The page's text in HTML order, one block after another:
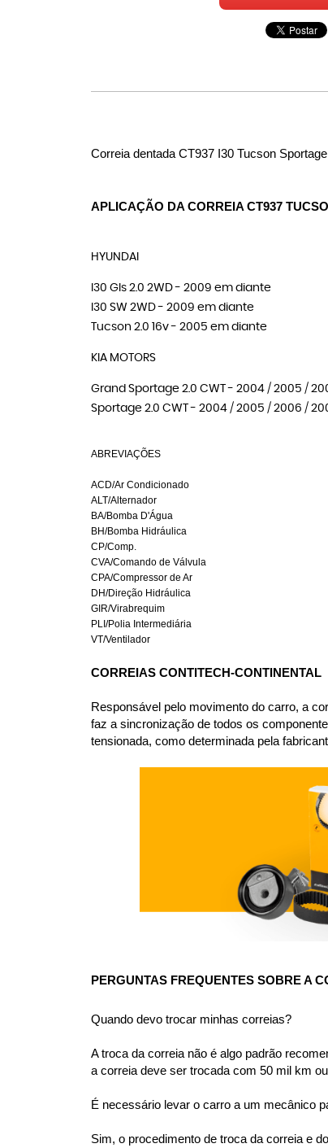
Correia dentada CT937 I30 Tucson
APLICAÇÃO DA CORREIA CT937
HYUNDAI
I30 Gls 2.0 2WD - 2009 em diante
I30 SW 2WD - 2009 em diante
Tucson 2.0 16v - 2005 em diante
KIA MOTORS
Grand Sportage 2.0 CWT - 2004 / 2005 /
Sportage 2.0 CWT - 2004 / 2005 / 2006 /
ABREVIAÇÕES
ACD/Ar Condicionado
ALT/Alternador
BA/Bomba D'Água
BH/Bomba Hidráulica
CP/Comp.
CVA/Comando de Válvula
CPA/Compressor de Ar
DH/Direção Hidráulica
GIR/Virabrequim
PLI/Polia Intermediária
VT/Ventilador
CORREIAS CONTITECH-CONTINENTAL
Responsável pelo movimento do carro, a
faz a sincronização de todos os
tensionada, como determinada pela
PERGUNTAS FREQUENTES SOBRE A
Quando devo trocar minhas correias?
A troca da correia não é algo padrão
a correia deve ser trocada com 50 mil km
É necessário levar o carro a um mecânico
Sim, o procedimento de troca da correia e